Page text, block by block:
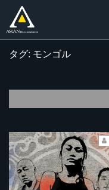
タグ: モンゴル